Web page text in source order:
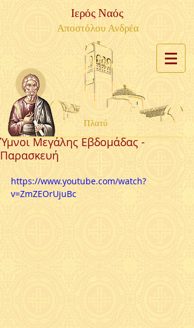
Ιερός Ναός
Αποστόλου Ανδρέα
Πλατύ
Ύμνοι Μεγάλης Εβδομάδας -
Παρασκευή
https://www.youtube.com/watch?
v=ZmZEOrUjuBc